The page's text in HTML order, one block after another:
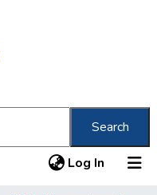
Search
Log In (current)